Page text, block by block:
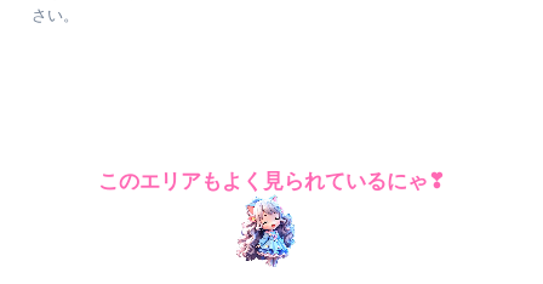
さい。
このエリアもよく見られているにゃ❣